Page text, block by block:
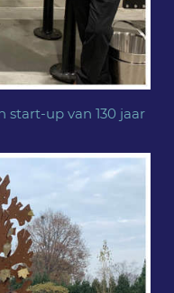
start-up van 130 jaar